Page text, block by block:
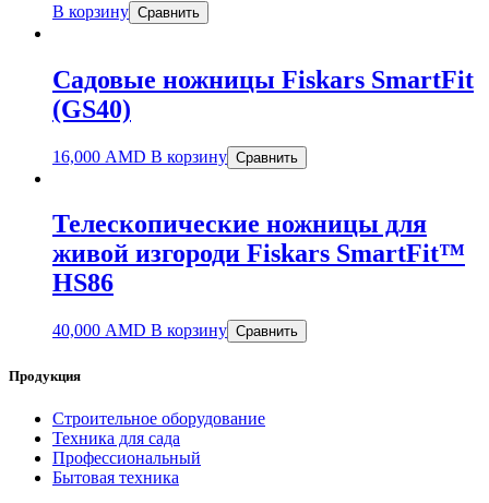
В корзину Сравнить
Садовые ножницы Fiskars SmartFit
(GS40)
16,000 AMD В корзину Сравнить
Телескопические ножницы для
живой изгороди Fiskars SmartFit™
HS86
40,000 AMD В корзину Сравнить
Продукция
Строительное оборудование
Техника для сада
Профессиональный
Бытовая техника